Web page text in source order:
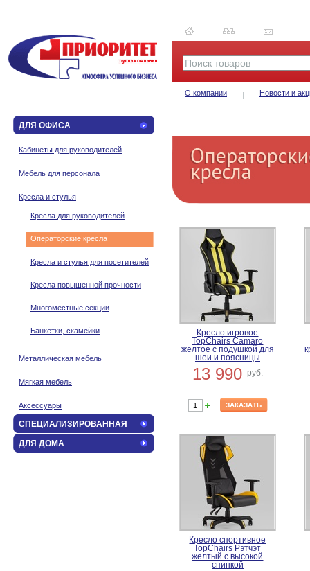
О компании Новости и
ДЛЯ ОФИСА
Кабинеты для руководителей
Мебель для персонала
Кресла и стулья
Кресла для руководителей
Операторские кресла
Кресла и стулья для посетителей
Кресла повышенной прочности
Многоместные секции
Банкетки, скамейки
Металлическая мебель
Мягкая мебель
Аксессуары
СПЕЦИАЛИЗИРОВАННАЯ
ДЛЯ ДОМА
Кресло игровое
TopChairs Camaro
желтое с подушкой для
шеи и поясницы
13 990 руб.
ЗАКАЗАТЬ
Кресло спортивное
TopChairs Рэтчэт
желтый с высокой
спинкой